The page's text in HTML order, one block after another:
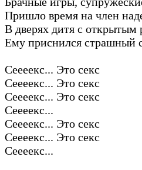
Пришло время на член
В дверях дитя с открытым
Ему приснился страшный
Сеееекс... Это секс
Сеееекс... Это секс
Сеееекс... Это секс
Сеееекс...
Сеееекс... Это секс
Сеееекс... Это секс
Сеееекс...